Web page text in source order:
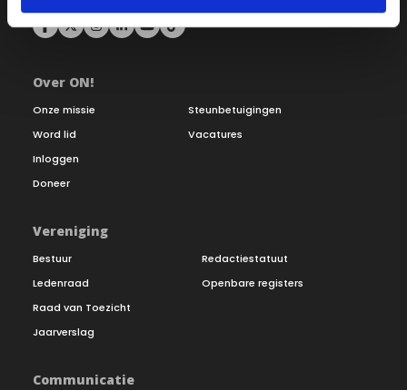
Over ON!
Onze missie
Word lid
Inloggen
Doneer
Steunbetuigingen
Vacatures
Vereniging
Bestuur
Ledenraad
Raad van Toezicht
Jaarverslag
Redactiestatuut
Openbare registers
Communicatie